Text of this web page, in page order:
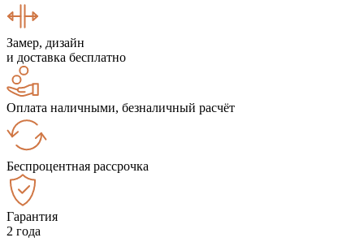
Замер, дизайн
и доставка бесплатно
Оплата наличными, безналичный расчёт
Беспроцентная рассрочка
Гарантия
2 года